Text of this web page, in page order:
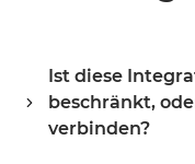
Ist diese
beschränkt,
verbinden?